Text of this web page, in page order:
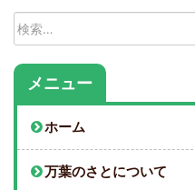
検
索:
メニュー
ホーム
万葉のさとについて